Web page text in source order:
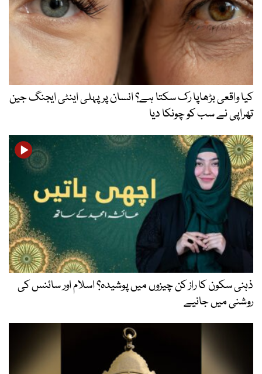
کیا واقعی بڑھاپا رک سکتا ہے؟ انسان پر پہلی اینٹی ایجنگ جین
تھراپی نے سب کو چونکا دیا
ذہنی سکون کا راز کن چیزوں میں پوشیدہ؟ اسلام اور سائنس کی
روشنی میں جانیے